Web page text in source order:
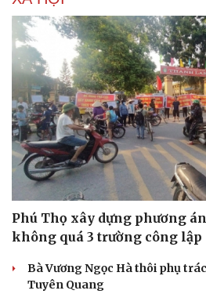
Văn hóa
Sân khấu - Điện ảnh
Văn học
Âm nhạc
Di sản
Phú Thọ xây dựng phương
không quá 3 trường công lập
Bà Vương Ngọc Hà thôi phụ
Tuyên Quang